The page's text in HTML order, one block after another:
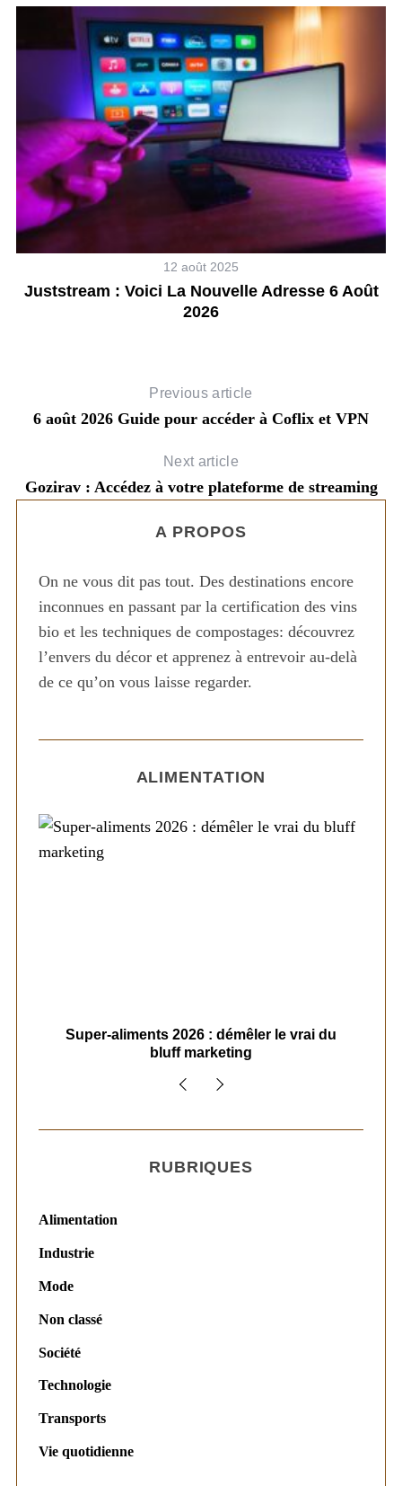
12 août 2025
Juststream : Voici La Nouvelle Adresse 6 Août
2026
Previous article
6 août 2026 Guide pour accéder à Coflix et VPN
Next article
Gozirav : Accédez à votre plateforme de streaming
A PROPOS
On ne vous dit pas tout. Des destinations encore
inconnues en passant par la certification des vins
bio et les techniques de compostages: découvrez
l’envers du décor et apprenez à entrevoir au-delà
de ce qu’on vous laisse regarder.
ALIMENTATION
Super-aliments 2026 : démêler le vrai du
bluff marketing
RUBRIQUES
Alimentation
Industrie
Mode
Non classé
Société
Technologie
Transports
Vie quotidienne